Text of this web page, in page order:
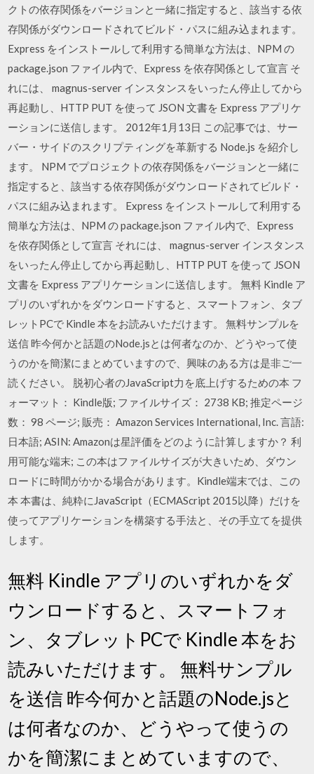
クトの依存関係をバージョンと一緒に指定すると、該当する依
存関係がダウンロードされてビルド・パスに組み込まれます。
Express をインストールして利用する簡単な方法は、NPM の
package.json ファイル内で、Express を依存関係として宣言 そ
れには、 magnus-server インスタンスをいったん停止してから
再起動し、HTTP PUT を使って JSON 文書を Express アプリケ
ーションに送信します。 2012年1月13日 この記事では、サー
バー・サイドのスクリプティングを革新する Node.js を紹介し
ます。 NPM でプロジェクトの依存関係をバージョンと一緒に
指定すると、該当する依存関係がダウンロードされてビルド・
パスに組み込まれます。 Express をインストールして利用する
簡単な方法は、NPM の package.json ファイル内で、Express
を依存関係として宣言 それには、 magnus-server インスタンス
をいったん停止してから再起動し、HTTP PUT を使って JSON
文書を Express アプリケーションに送信します。 無料 Kindle ア
プリのいずれかをダウンロードすると、スマートフォン、タブ
レットPCで Kindle 本をお読みいただけます。 無料サンプルを
送信 昨今何かと話題のNode.jsとは何者なのか、どうやって使
うのかを簡潔にまとめていますので、興味のある方は是非ご一
読ください。 脱初心者のJavaScript力を底上げするための本 フ
ォーマット： Kindle版; ファイルサイズ： 2738 KB; 推定ページ
数： 98 ページ; 販売： Amazon Services International, Inc. 言語:
日本語; ASIN: Amazonは星評価をどのように計算しますか？ 利
用可能な端末; この本はファイルサイズが大きいため、ダウン
ロードに時間がかかる場合があります。Kindle端末では、この
本 本書は、純粋にJavaScript（ECMAScript 2015以降）だけを
使ってアプリケーションを構築する手法と、その手立てを提供
します。
無料 Kindle アプリのいずれかをダ
ウンロードすると、スマートフォ
ン、タブレットPCで Kindle 本をお
読みいただけます。 無料サンプル
を送信 昨今何かと話題のNode.jsと
は何者なのか、どうやって使うの
かを簡潔にまとめていますので、